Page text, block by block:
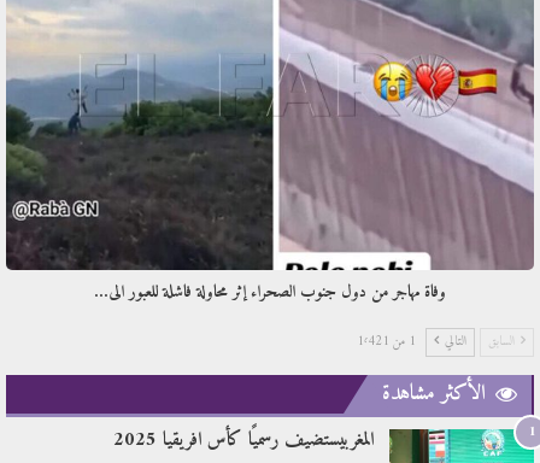
وفاة مهاجر من دول جنوب الصحراء إثر محاولة فاشلة للعبور الى…
السابق التالي 1 من 1٬421
الأكثر مشاهدة
1 المغربيستضيف رسميًا كأس افريقيا 2025